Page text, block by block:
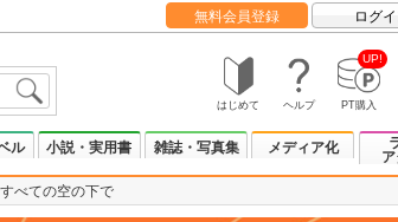
無料会員登録 ログ
はじめて ヘルプ
UP!
PT購入
ル 小説・実用書 雑誌・写真集 メディア化
すべての空の下で